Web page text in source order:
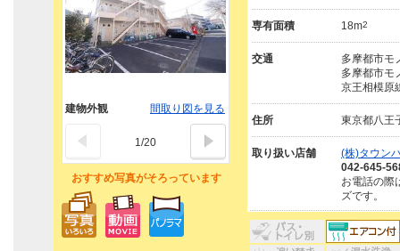
おすすめ写真がそろっています
建物外観 間取り図を見る
1/20
専有面積 18m2
交通
多摩都市モ
多摩都市モ
京王相模原
住所 東京都八王
取り扱い店舗
(株)タウン
042-645-
お電話の際
ズです。